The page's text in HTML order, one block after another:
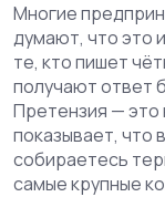
Многие
думают, что это
те, кто пишет
получают ответ
Претензия — это
показывает, что
собираетесь
самые крупные